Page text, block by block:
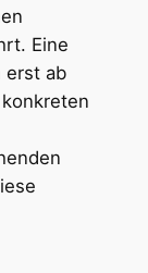
Eine
erst ab